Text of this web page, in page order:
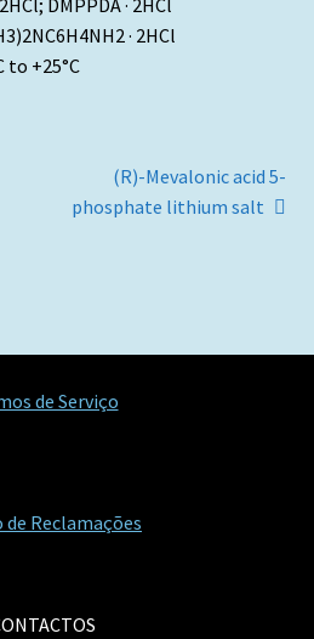
· 2HCl
to +25°C
Artigo
seguinte:
(R)-Mevalonic acid 5-
phosphate lithium salt
de Serviço